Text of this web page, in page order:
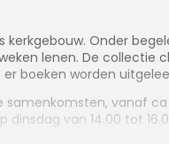
Onder
lenen. De collectie
boeken worden
vanaf ca
van 14.00 tot